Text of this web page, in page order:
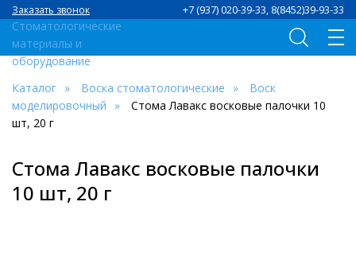
+7 (937) 020-39-33, 8(8452)39-93-33
Заказать звонок
Каталог Воска стоматологические
Воск
моделировочный
Стома Лавакс восковые палочки 10
шт, 20 г
Стома Лавакс восковые палочки
10 шт, 20 г